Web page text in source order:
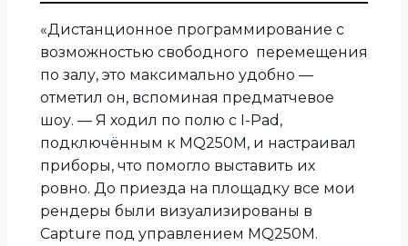
«Дистанционное программирование с
возможностью свободного перемещения
по залу, это максимально удобно —
отметил он, вспоминая предматчевое
шоу. — Я ходил по полю с I-Pad,
подключённым к MQ250M, и настраивал
приборы, что помогло выставить их
ровно. До приезда на площадку все мои
рендеры были визуализированы в
Capture под управлением MQ250M.